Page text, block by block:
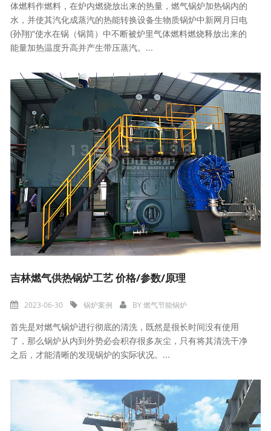
体燃料作燃料，在炉内燃烧放出来的热量，燃气锅炉加热锅内的
水，并使其汽化成蒸汽的热能转换设备生物质锅炉中新网月日电
(孙翔)“使水在锅（锅筒）中不断被炉里气体燃料燃烧释放出来的
能量加热温度升高并产生带压蒸汽。...
吉林燃气供热锅炉工艺 价格/参数/原理
2023-06-30 锅炉案例 BY燃气节能锅炉
首先是对燃气锅炉进行彻底的清洗，既然是很长时间没有使用
了，那么锅炉从内到外势必会积存很多灰尘，只有将其清洗干净
之后，才能清晰的发现锅炉的实际状况。...